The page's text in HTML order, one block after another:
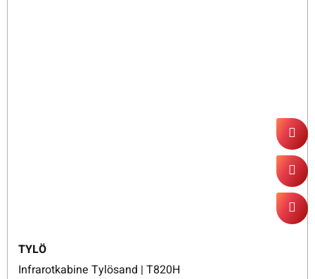
TYLÖ
Infrarotkabine Tylösand | T820H